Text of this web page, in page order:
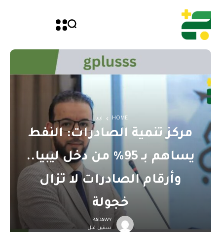
HOME ليبيا
مركز تنمية الصادرات: النفط
يساهم بـ 95% من دخل ليبيا..
وأرقام الصادرات لا تزال
خجولة
BADAWY
سنتين قبل